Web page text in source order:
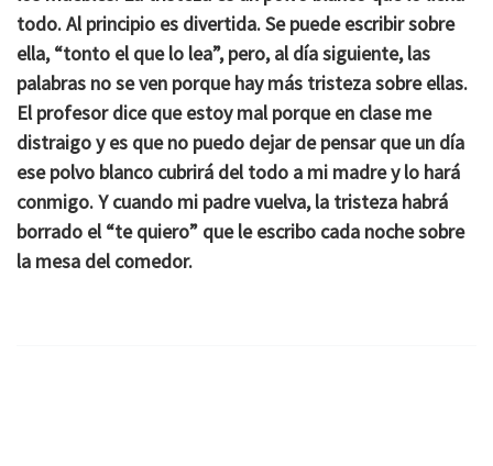
todo. Al principio es divertida. Se puede escribir sobre
ella, “tonto el que lo lea”, pero, al día siguiente, las
palabras no se ven porque hay más tristeza sobre ellas.
El profesor dice que estoy mal porque en clase me
distraigo y es que no puedo dejar de pensar que un día
ese polvo blanco cubrirá del todo a mi madre y lo hará
conmigo. Y cuando mi padre vuelva, la tristeza habrá
borrado el “te quiero” que le escribo cada noche sobre
la mesa del comedor.